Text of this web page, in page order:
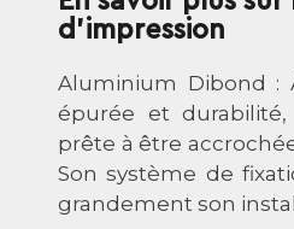
rivière
des
d'impression
Aluminium Dibond :
épurée et
prête à être
Son système de
grandement son